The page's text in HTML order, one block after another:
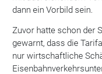
dann ein Vorbild sein.
Zuvor hatte schon der
gewarnt, dass die
nur wirtschaftliche